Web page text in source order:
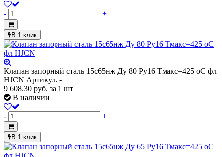
- +
В 1 клик
Клапан запорный сталь 15с65нж Ду 80 Ру16 Тмакс=425 оС фл
HJCN Артикул: -
9 608.30 руб. за 1 шт
В наличии
- +
В 1 клик